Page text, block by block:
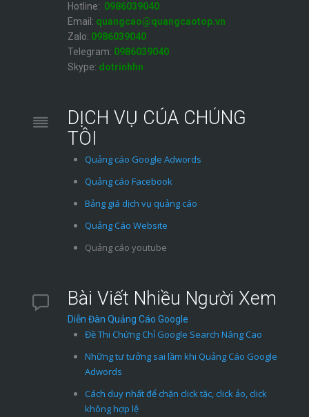
Hotline: 0986039040
Email: quangcao@quangcaotop.vn
Zalo: 0986039040
Telegram: 0986039040
Skype: dotrinhhn
DỊCH VỤ CỦA CHÚNG
TÔI
Quảng cáo Google Adwords
Quảng cáo Facebook
Bảng giá dịch vụ quảng cáo
Quảng Cáo Website
Quảng cáo youtube
Bài Viết Nhiều Người Xem
Diễn Đàn Quảng Cáo Google
Đề Thi Chứng Chỉ Google Search Nâng Cao
Những tư tưởng sai lầm khi Quảng Cáo Google
Adwords
Cách duy nhất để chặn click tặc, click ảo, click
không hợp lệ